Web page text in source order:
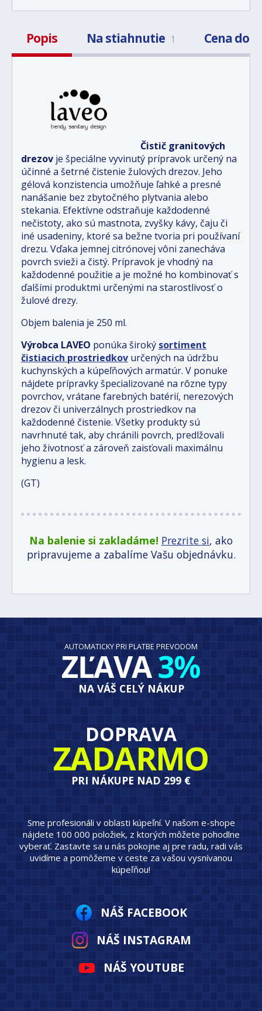
Popis Na stiahnutie 1 Cena
Čistič granitových
drezov je špeciálne vyvinutý prípravok určený na
účinné a šetrné čistenie žulových drezov. Jeho
gélová konzistencia umožňuje ľahké a presné
nanášanie bez zbytočného plytvania alebo
stekania. Efektívne odstraňuje každodenné
nečistoty, ako sú mastnota, zvyšky kávy, čaju či
iné usadeniny, ktoré sa bežne tvoria pri používaní
drezu. Vďaka jemnej citrónovej vôni zanecháva
povrch svieži a čistý. Prípravok je vhodný na
každodenné použitie a je možné ho kombinovať s
ďalšími produktmi určenými na starostlivosť o
žulové drezy.
Objem balenia je 250 ml.
Výrobca LAVEO ponúka široký sortiment
čistiacich prostriedkov určených na údržbu
kuchynských a kúpeľňových armatúr. V ponuke
nájdete prípravky špecializované na rôzne typy
povrchov, vrátane farebných batérií, nerezových
drezov či univerzálnych prostriedkov na
každodenné čistenie. Všetky produkty sú
navrhnuté tak, aby chránili povrch, predlžovali
jeho životnosť a zároveň zaisťovali maximálnu
hygienu a lesk.
(GT)
Na balenie si zakladáme! Prezrite si, ako
pripravujeme a zabalíme Vašu objednávku.
AUTOMATICKY PRI PLATBE PREVODOM
ZĽAVA3%
NA VÁŠ CELÝ NÁKUP
DOPRAVA
ZADARMO
PRI NÁKUPE NAD 299 €
Sme profesionáli v oblasti kúpeľní. V našom e-shope
nájdete 100 000 položiek, z ktorých môžete pohodlne
vyberať. Zastavte sa u nás pokojne aj pre radu, radi vás
uvidíme a pomôžeme v ceste za vašou vysnívanou
kúpeľňou!
NÁŠ FACEBOOK
NÁŠ INSTAGRAM
NÁŠ YOUTUBE